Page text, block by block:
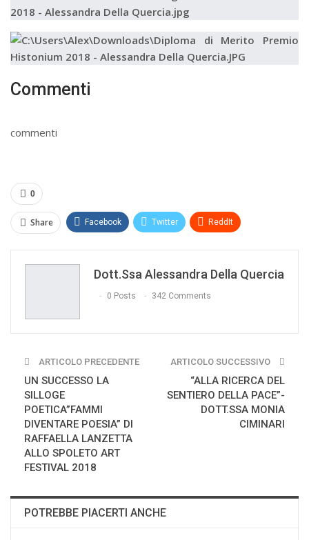
Commenti
commenti
0
Share Facebook Twitter ReddIt
Dott.ssa Alessandra Della Quercia
0 Posts 342 Comments
ARTICOLO PRECEDENTE
UN SUCCESSO LA
SILLOGE
POETICA”FAMMI
DIVENTARE POESIA” DI
RAFFAELLA LANZETTA
ALLO SPOLETO ART
FESTIVAL 2018
ARTICOLO SUCCESSIVO
“ALLA RICERCA DEL
SENTIERO DELLA PACE”-
DOTT.SSA MONIA
CIMINARI
POTREBBE PIACERTI ANCHE